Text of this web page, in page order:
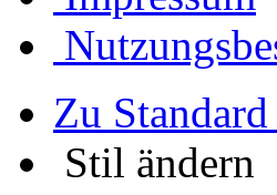
Zu
Stil ändern